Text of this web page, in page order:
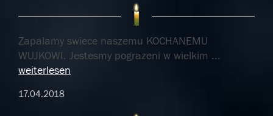
Zapalamy swiece naszemu KOCHANEMU
WUJKOWI. Jestesmy pograzeni w wielkim ...
weiterlesen
17.04.2018